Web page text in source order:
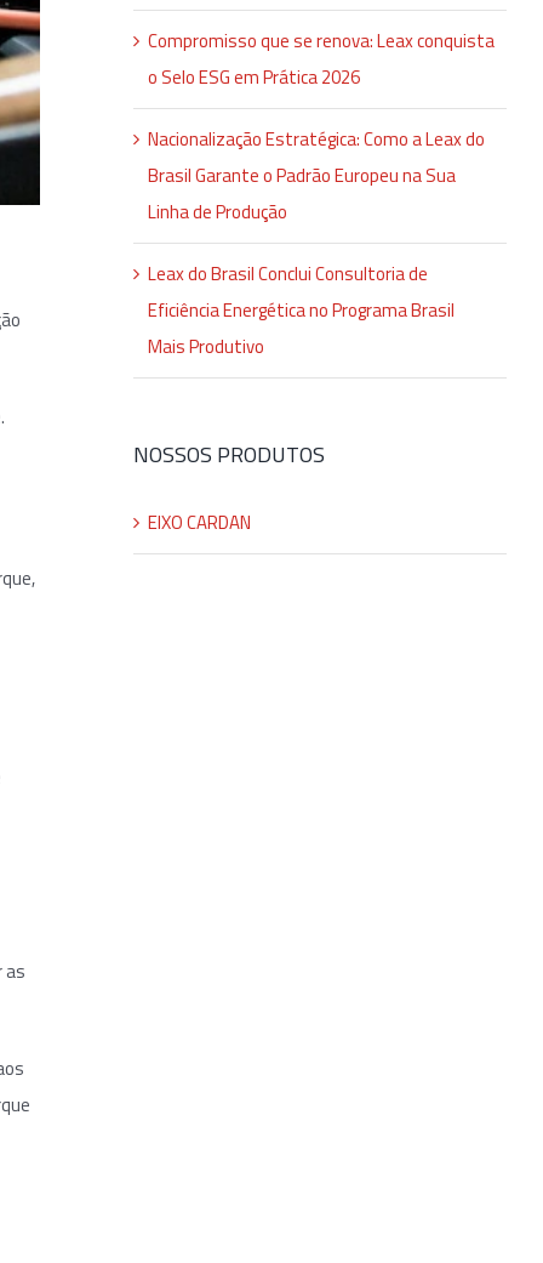
as
Compromisso que se renova: Leax conquista
o Selo ESG em Prática 2026
Nacionalização Estratégica: Como a Leax do
Brasil Garante o Padrão Europeu na Sua
Linha de Produção
Leax do Brasil Conclui Consultoria de
Eficiência Energética no Programa Brasil
Mais Produtivo
NOSSOS PRODUTOS
EIXO CARDAN